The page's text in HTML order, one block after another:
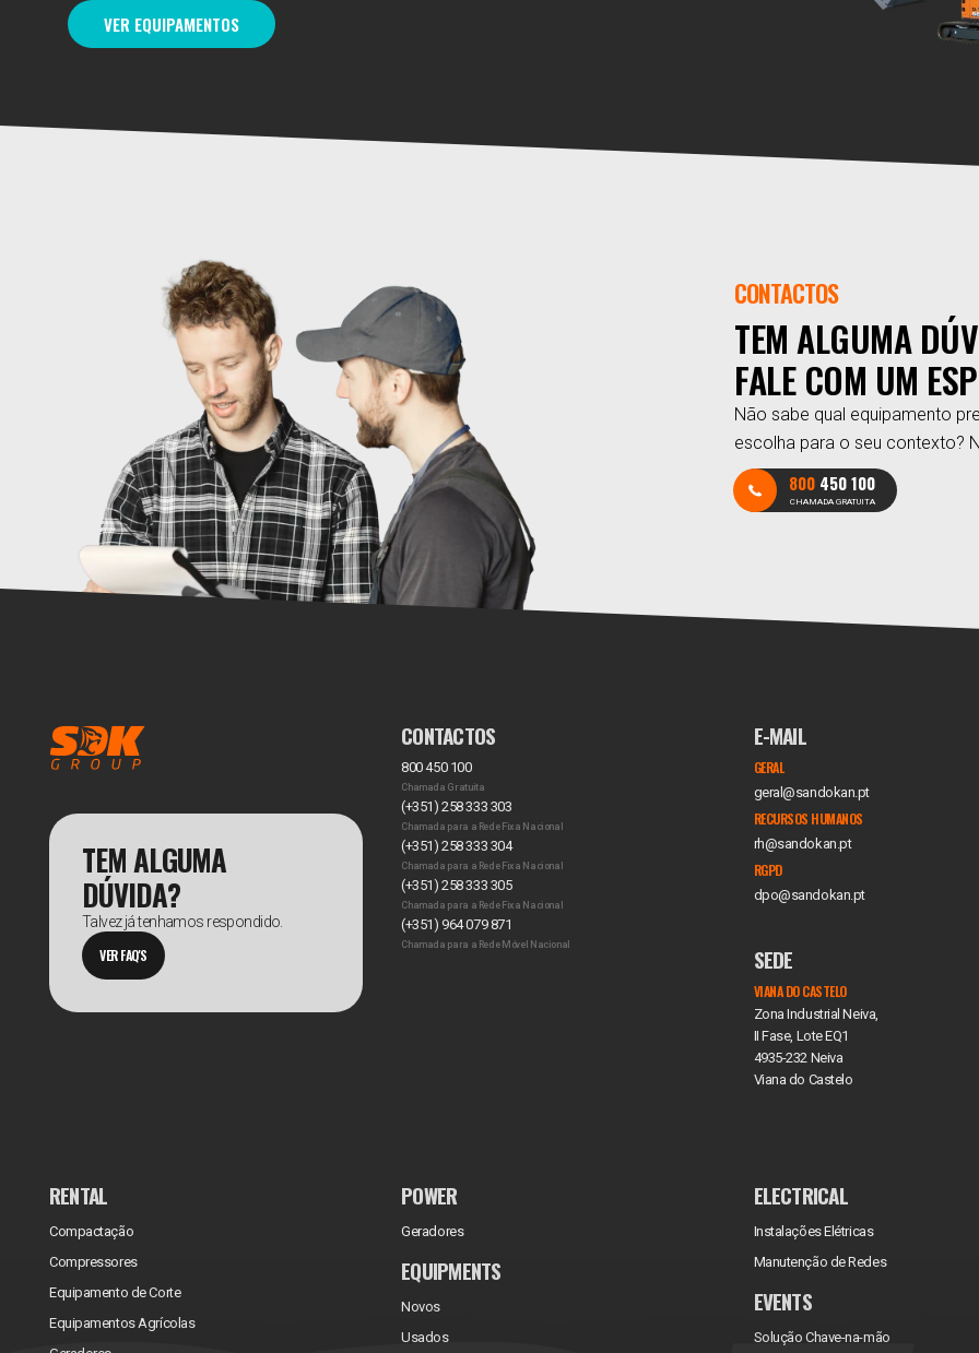
VER EQUIPAMENTOS
CONTACTOS
TEM ALGUMA
FALE COM UM
Não sabe qual equipamento
escolha para o seu contexto?
800 450 100
CHAMADA GRATUITA
TEM ALGUMA
DÚVIDA?
Talvez já tenhamos respondido.
VER FAQ'S
CONTACTOS
800 450 100
Chamada Gratuita
(+351) 258 333 303
Chamada para a Rede Fixa Nacional
(+351) 258 333 304
Chamada para a Rede Fixa Nacional
(+351) 258 333 305
Chamada para a Rede Fixa Nacional
(+351) 964 079 871
Chamada para a Rede Móvel Nacional
E-MAIL
GERAL
geral@sandokan.pt
RECURSOS HUMANOS
rh@sandokan.pt
RGPD
dpo@sandokan.pt
SEDE
VIANA DO CASTELO
Zona Industrial Neiva,
II Fase, Lote EQ1
4935-232 Neiva
Viana do Castelo
RENTAL
Compactação
Compressores
Equipamento de Corte
Equipamentos Agrícolas
POWER
Geradores
EQUIPMENTS
Novos
Usados
ELECTRICAL
Instalações Elétricas
Manutenção de Redes
EVENTS
Solução Chave-na-mão